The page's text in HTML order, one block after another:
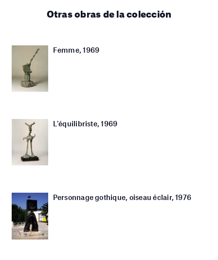
Otras obras de la colección
Femme, 1969
L’équilibriste, 1969
Personnage gothique, oiseau éclair, 1976